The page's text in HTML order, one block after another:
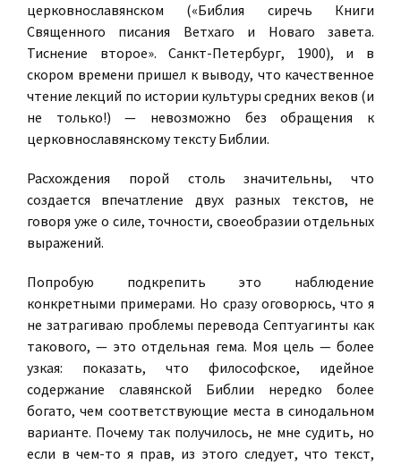
церковнославянском («Библия сиречь Книги
Священного писания Ветхаго и Новаго завета.
Тиснение второе». Санкт-Петербург, 1900), и в
скором времени пришел к выводу, что качественное
чтение лекций по истории культуры средних веков (и
не только!) — невозможно без обращения к
церковнославянскому тексту Библии.
Расхождения порой столь значительны, что
создается впечатление двух разных текстов, не
говоря уже о силе, точности, своеобразии отдельных
выражений.
Попробую подкрепить это наблюдение
конкретными примерами. Но сразу оговорюсь, что я
не затрагиваю проблемы перевода Септуагинты как
такового, — это отдельная гема. Моя цель — более
узкая: показать, что философское, идейное
содержание славянской Библии нередко более
богато, чем соответствующие места в синодальном
варианте. Почему так получилось, не мне судить, но
если в чем-то я прав, из этого следует, что текст,